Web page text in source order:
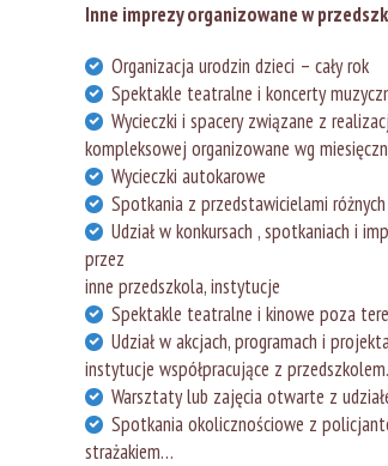
Inne imprezy organizowane w
Organizacja urodzin dzieci – cały rok
Spektakle teatralne i koncerty
Wycieczki i spacery związane z
kompleksowej organizowane wg
Wycieczki autokarowe
Spotkania z przedstawicielami
Udział w konkursach , spotkaniach i
przez
inne przedszkola, instytucje
Spektakle teatralne i kinowe poza
Udział w akcjach, programach i
instytucje współpracujące z przedszkolem.
Warsztaty lub zajęcia otwarte z
Spotkania okolicznościowe z
strażakiem…